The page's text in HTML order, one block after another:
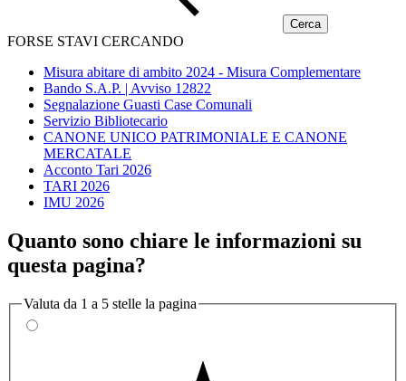
FORSE STAVI CERCANDO
Misura abitare di ambito 2024 - Misura Complementare
Bando S.A.P. | Avviso 12822
Segnalazione Guasti Case Comunali
Servizio Bibliotecario
CANONE UNICO PATRIMONIALE E CANONE
MERCATALE
Acconto Tari 2026
TARI 2026
IMU 2026
Quanto sono chiare le informazioni su
questa pagina?
Valuta da 1 a 5 stelle la pagina